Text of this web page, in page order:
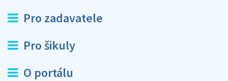
Pro zadavatele
Pro šikuly
O portálu